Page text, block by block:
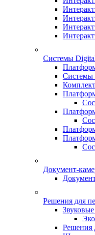
Системы
Системы
Документ-
Решения для
Решения